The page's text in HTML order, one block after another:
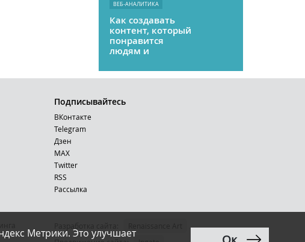
ВЕБ-АНАЛИТИКА
Как создавать
контент, который
понравится
людям и
Метрики. Это улучшает
Подписывайтесь
ВКонтакте
Telegram
Дзен
MAX
Тwitter
RSS
Рассылка